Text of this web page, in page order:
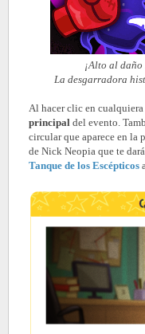
¡Alto al
La desgarradora
Al hacer clic en
principal del evento.
circular que aparece en la
de Nick Neopia que te
Tanque de los Escépticos